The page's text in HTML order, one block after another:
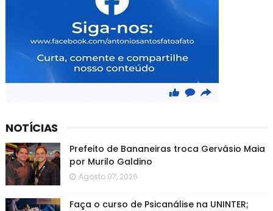
NOTÍCIAS
Prefeito de Bananeiras troca Gervásio Maia
por Murilo Galdino
Agosto 07, 2026
Faça o curso de Psicanálise na UNINTER;